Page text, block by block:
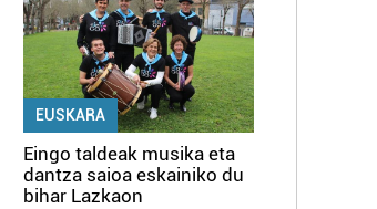
EUSKARA
Eingo taldeak musika eta
dantza saioa eskainiko du
bihar Lazkaon